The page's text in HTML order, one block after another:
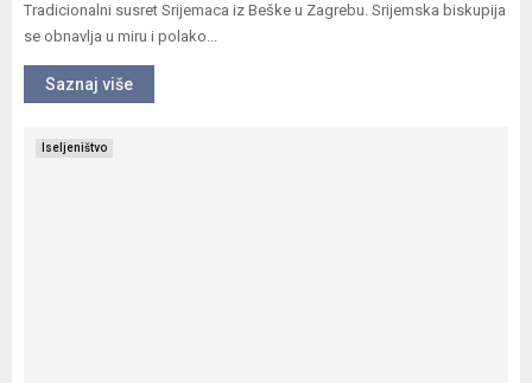
Tradicionalni susret Srijemaca iz Beške u Zagrebu. Srijemska biskupija
se obnavlja u miru i polako...
Saznaj više
Iseljeništvo